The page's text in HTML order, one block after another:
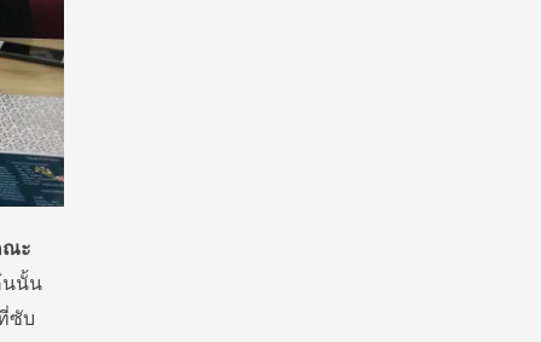
ณะ
นนั้น
ซับ